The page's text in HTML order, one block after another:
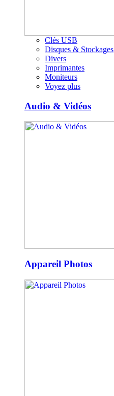
Clés USB
Disques & Stockages
Divers
Imprimantes
Moniteurs
Voyez plus
Audio & Vidéos
Appareil Photos